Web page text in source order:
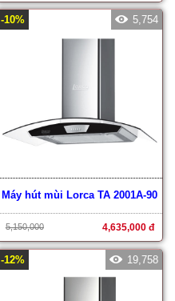
-10% 5,754
Máy hút mùi Lorca TA 2001A-90
5,150,000 4,635,000 đ
-12% 19,758